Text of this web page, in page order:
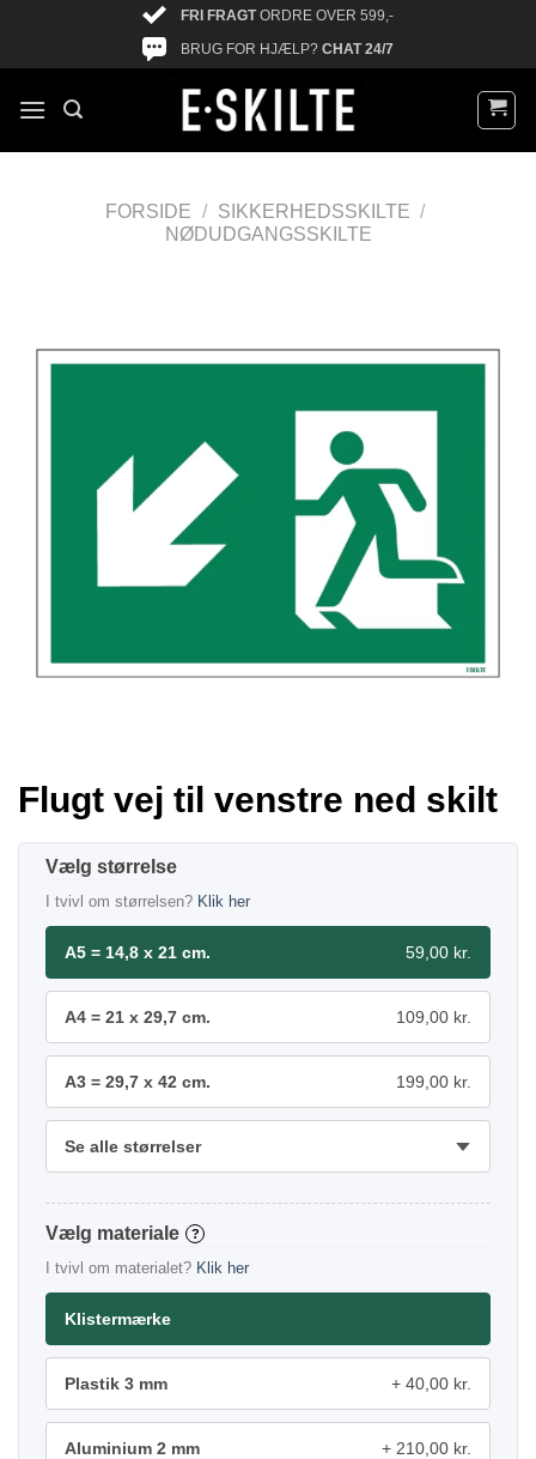
FRI FRAGTORDRE OVER 599,-
BRUG FOR HJÆLP? CHAT 24/7
FORSIDE / SIKKERHEDSSKILTE /
NØDUDGANGSSKILTE
Flugt vej til venstre ned skilt
størrelse
I tvivl om størrelsen? Klik her
A5 = 14,8 x 21 cm. 59,00 kr.
A4 = 21 x 29,7 cm. 109,00 kr.
A3 = 29,7 x 42 cm. 199,00 kr.
Se alle størrelser
materiale ?
I tvivl om materialet? Klik her
Klistermærke
Plastik 3 mm 40,00 kr.
Aluminium 2 mm 210,00 kr.